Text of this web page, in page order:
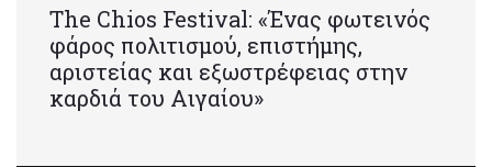
Τhe Chios Festival: «Ένας φωτεινός
φάρος πολιτισμού, επιστήμης,
αριστείας και εξωστρέφειας στην
καρδιά του Αιγαίου»